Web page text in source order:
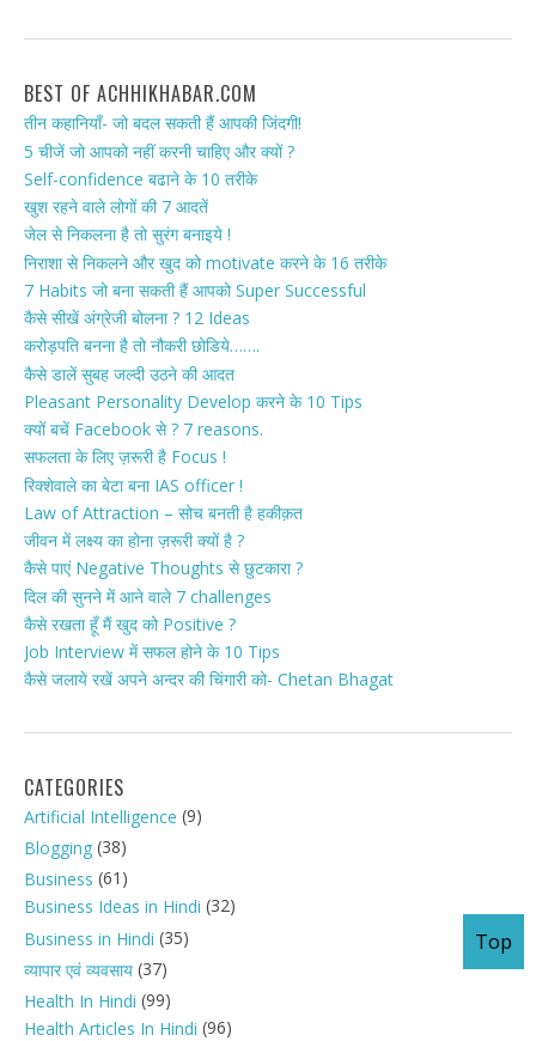
BEST OF ACHHIKHABAR.COM
तीन कहानियाँ- जो बदल सकती हैं आपकी जिंदगी!
5 चीजें जो आपको नहीं करनी चाहिए और क्यों ?
Self-confidence बढाने के 10 तरीके
खुश रहने वाले लोगों की 7 आदतें
जेल से निकलना है तो सुरंग बनाइये !
निराशा से निकलने और खुद को motivate करने के 16 तरीके
7 Habits जो बना सकती हैं आपको Super Successful
कैसे सीखें अंग्रेजी बोलना ? 12 Ideas
करोड़पति बनना है तो नौकरी छोडिये…….
कैसे डालें सुबह जल्दी उठने की आदत
Pleasant Personality Develop करने के 10 Tips
क्यों बचें Facebook से ? 7 reasons.
सफलता के लिए ज़रूरी है Focus !
रिक्शेवाले का बेटा बना IAS officer !
Law of Attraction – सोच बनती है हकीक़त
जीवन में लक्ष्य का होना ज़रूरी क्यों है ?
कैसे पाएं Negative Thoughts से छुटकारा ?
दिल की सुनने में आने वाले 7 challenges
कैसे रखता हूँ मैं खुद को Positive ?
Job Interview में सफल होने के 10 Tips
कैसे जलाये रखें अपने अन्दर की चिंगारी को- Chetan Bhagat
CATEGORIES
Artificial Intelligence (9)
Blogging (38)
Business (61)
Business Ideas in Hindi (32)
Business in Hindi (35)
व्यापार एवं व्यवसाय (37)
Health In Hindi (99)
Health Articles In Hindi (96)
Top